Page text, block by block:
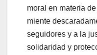
moral en materia
miente
seguidores y a la
solidaridad y